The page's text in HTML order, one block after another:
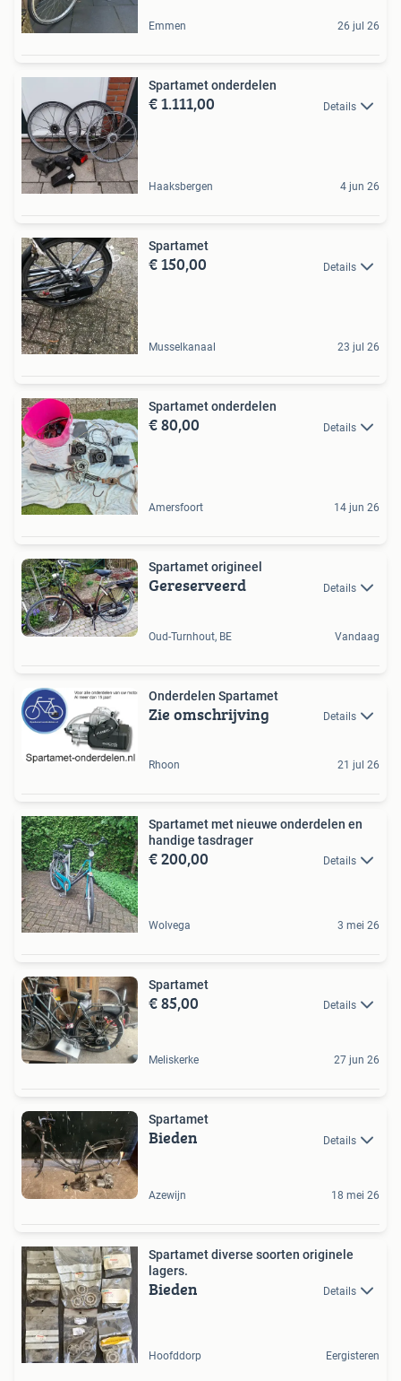
Emmen 26 jul 26
Spartamet onderdelen
€ 1.111,00 Details
Haaksbergen 4 jun 26
Spartamet
€ 150,00 Details
Musselkanaal 23 jul 26
Spartamet onderdelen
€ 80,00 Details
Amersfoort 14 jun 26
Spartamet origineel
Gereserveerd Details
Oud-Turnhout, BE Vandaag
Onderdelen Spartamet
Zie omschrijving Details
Rhoon 21 jul 26
Spartamet met nieuwe onderdelen en
handige tasdrager
€ 200,00 Details
Wolvega 3 mei 26
Spartamet
€ 85,00 Details
Meliskerke 27 jun 26
Spartamet
Bieden Details
Azewijn 18 mei 26
Spartamet diverse soorten originele
lagers.
Bieden Details
Hoofddorp Eergisteren